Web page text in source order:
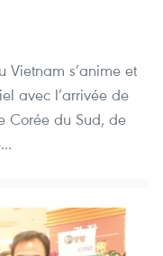
s’anime et
avec l’arrivée de
Corée du Sud, de